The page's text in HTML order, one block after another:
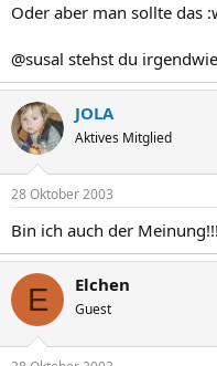
Oder aber man sollte das
@susal stehst du
JOLA
Aktives Mitglied
28 Oktober 2003
Bin ich auch der
E Elchen
Guest